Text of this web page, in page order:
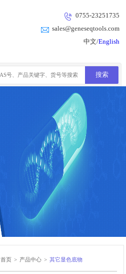
0755-23251735
sales@geneseqtools.com
中文/English
首页 > 产品中心 > 其它显色底物